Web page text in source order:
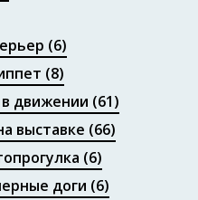
(6)
(8)
движении (61)
выставке (66)
(6)
доги (6)